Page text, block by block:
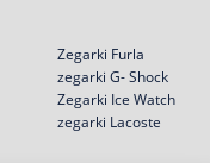
Zegarki Furla
zegarki G- Shock
Zegarki Ice Watch
zegarki Lacoste